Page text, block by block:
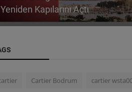
Özellikleri
Cartier Bodrum cartier